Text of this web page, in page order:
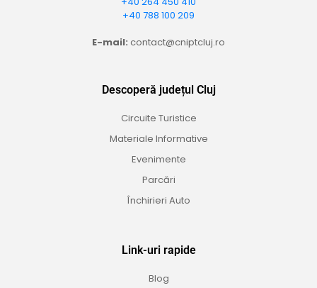
+40 788 100 209
E-mail: contact@cniptcluj.ro
Descoperă județul Cluj
Circuite Turistice
Materiale Informative
Evenimente
Parcări
Închirieri Auto
Link-uri rapide
Blog